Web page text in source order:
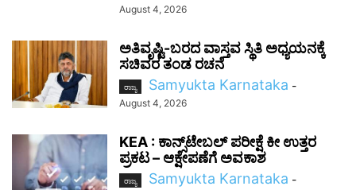
August 4, 2026
ಅತಿವೃಷ್ಟಿ-ಬರದ ವಾಸ್ತವ ಸ್ಥಿತಿ ಅಧ್ಯಯನಕ್ಕೆ
ಸಚಿವರ ತಂಡ ರಚನೆ
ರಾಜ್ಯ Samyukta Karnataka -
August 4, 2026
KEA : ಕಾನ್ಸ್‌ಟೇಬಲ್ ಪರೀಕ್ಷೆ ಕೀ ಉತ್ತರ
ಪ್ರಕಟ – ಆಕ್ಷೇಪಣೆಗೆ ಅವಕಾಶ
ರಾಜ್ಯ Samyukta Karnataka -